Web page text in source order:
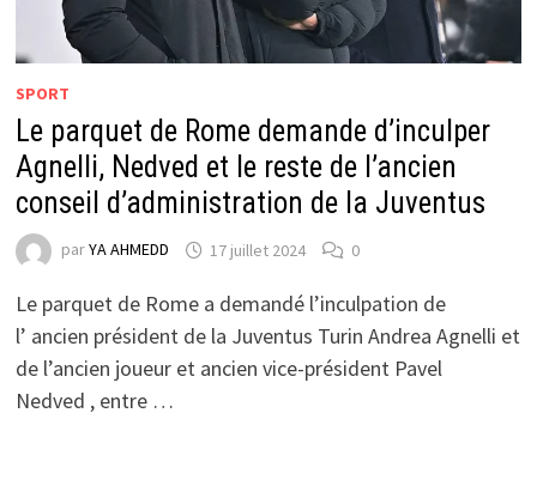
SPORT
Le parquet de Rome demande d’inculper
Agnelli, Nedved et le reste de l’ancien
conseil d’administration de la Juventus
parYA AHMEDD 17 juillet 2024 0
Le parquet de Rome a demandé l’inculpation de
l’ ancien président de la Juventus Turin Andrea Agnelli et
de l’ancien joueur et ancien vice-président Pavel
Nedved , entre …